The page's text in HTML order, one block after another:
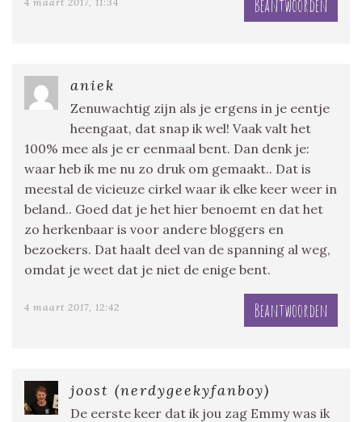
Beantwoorden
aniek
Zenuwachtig zijn als je ergens in je eentje
heengaat, dat snap ik wel! Vaak valt het
100% mee als je er eenmaal bent. Dan denk je:
waar heb ik me nu zo druk om gemaakt.. Dat is
meestal de vicieuze cirkel waar ik elke keer weer in
beland.. Goed dat je het hier benoemt en dat het
zo herkenbaar is voor andere bloggers en
bezoekers. Dat haalt deel van de spanning al weg,
omdat je weet dat je niet de enige bent.
4 maart 2017, 12:42 Beantwoorden
joost (nerdygeekyfanboy)
De eerste keer dat ik jou zag Emmy was ik